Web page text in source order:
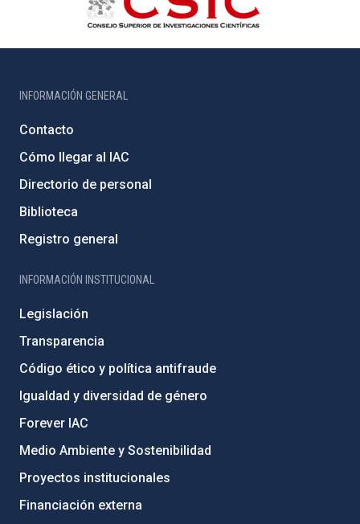
INFORMACIÓN GENERAL
Contacto
Cómo llegar al IAC
Directorio de personal
Biblioteca
Registro general
INFORMACIÓN INSTITUCIONAL
Legislación
Transparencia
Código ético y política antifraude
Igualdad y diversidad de género
Forever IAC
Medio Ambiente y Sostenibilidad
Proyectos institucionales
Financiación externa